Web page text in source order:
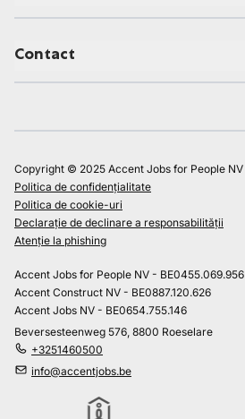
Contact
Copyright © 2025 Accent Jobs for People NV
Politica de confidențialitate
Politica de cookie-uri
Declarație de declinare a responsabilității
Atenție la phishing
Accent Jobs for People NV - BE0455.069.956
Accent Construct NV - BE0887.120.626
Accent Jobs NV - BE0654.755.146
Beversesteenweg 576, 8800 Roeselare
+3251460500
info@accentjobs.be